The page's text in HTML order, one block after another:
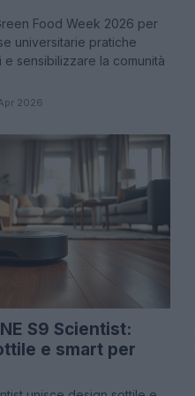
Food Week 2026 per
universitarie pratiche
e sensibilizzare la comunità
2026
S9 Scientist:
e smart per